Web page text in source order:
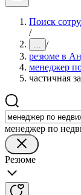
Поиск
/
... /
резюме в
менеджер
частичная
менеджер по
Резюме